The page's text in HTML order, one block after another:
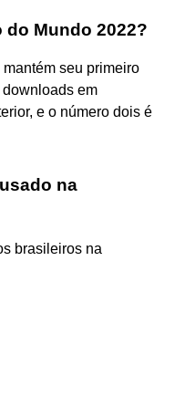
do Mundo 2022?
seu primeiro
downloads em
e o número dois é
na
brasileiros na